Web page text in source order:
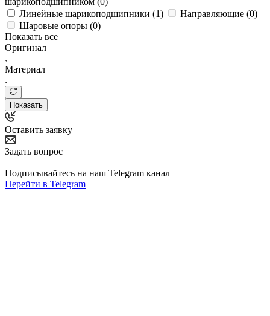
Линейные шарикоподшипники (1) Направляющие (0)
Шаровые опоры (0)
Показать все
Оригинал
Материал
Показать
Оставить заявку
Задать вопрос
Подписывайтесь на наш Telegram канал
Перейти в Telegram